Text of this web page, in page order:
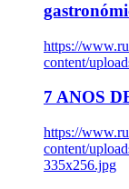
https://
content/
7 ANOS
https://
content/
335x256.jpg